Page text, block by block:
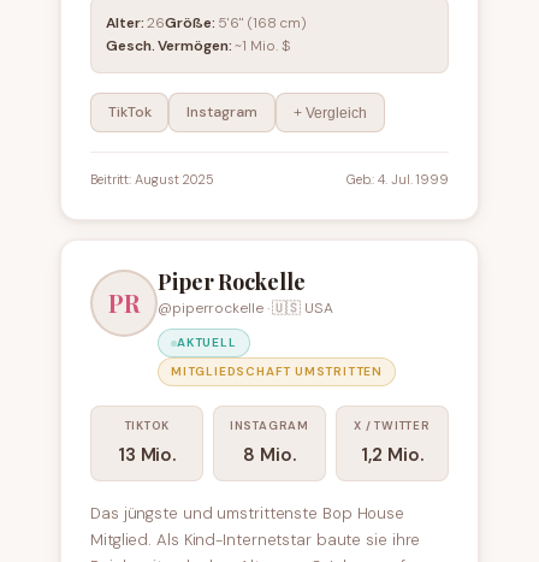
Alter:26Größe: 5'6" (168 cm)
Gesch. Vermögen:~1 Mio. $
TikTok Instagram + Vergleich
Beitritt: August 2025 Geb.: 4. Jul. 1999
PR
Piper Rockelle
@piperrockelle · 🇺🇸 USA
AKTUELL
MITGLIEDSCHAFT UMSTRITTEN
TIKTOK
13 Mio.
INSTAGRAM
8 Mio.
X / TWITTER
1,2 Mio.
Das jüngste und umstrittenste Bop House
Mitglied. Als Kind-Internetstar baute sie ihre